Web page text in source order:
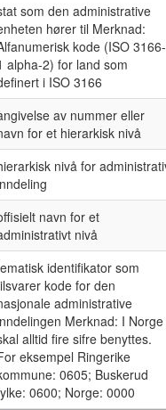
som den administrative
hører til Merknad:
kode (ISO 3166-
alpha-2) for land som
i ISO 3166
av nummer eller
for et hierarkisk nivå
nivå for
navn for et
nivå
identifikator som
kode for den
administrative
Merknad: I Norge
alltid fire sifre benyttes.
eksempel Ringerike
0605; Buskerud
0600; Norge: 0000